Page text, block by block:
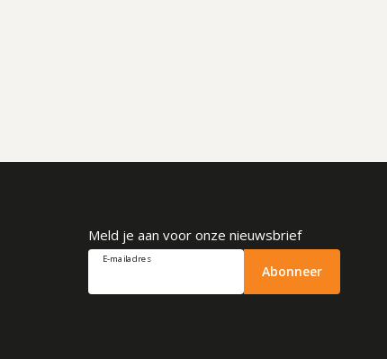
Meld je aan voor onze nieuwsbrief
E-mailadres
Abonneer